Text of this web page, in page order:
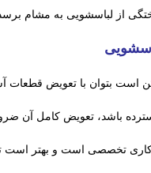
از لباسشویی به مشام برسد،
است بتوان با تعویض قطعات
باشد، تعویض کامل آن
کاری تخصصی است و بهتر